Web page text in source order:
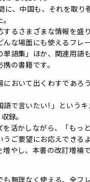
に、中国も、それを取り
するさまざまな情報を盛
な場面にも使えるフレ
単語集」ほか、関連用語
の書籍です。
おいて出くわすであろ
語で言いたい! 」というキ
録。
を活かしながら、「もっ
うご要望にお応えできる
増やし、本書の改訂増補
無理なく使える、全フ